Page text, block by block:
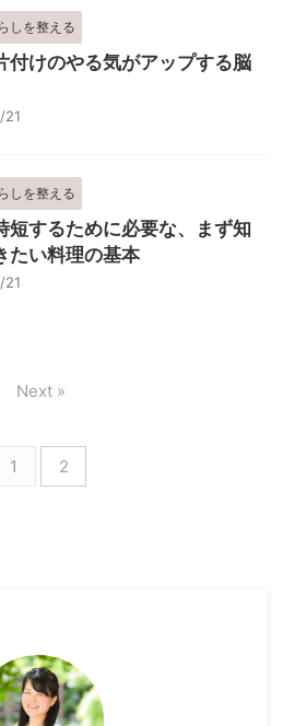
しを整える
付けのやる気がアップする脳
しを整える
短するために必要な、まず知
たい料理の基本
1 2
Next »